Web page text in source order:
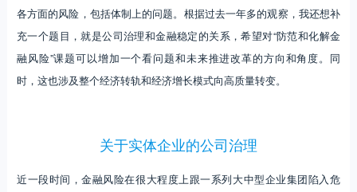
各方面的风险，包括体制上的问题。根据过去一年多的观察，我还想补
充一个题目，就是公司治理和金融稳定的关系，希望对“防范和化解金
融风险”课题可以增加一个看问题和未来推进改革的方向和角度。同
时，这也涉及整个经济转轨和经济增长模式向高质量转变。
关于实体企业的公司治理
近一段时间，金融风险在很大程度上跟一系列大中型企业集团陷入危